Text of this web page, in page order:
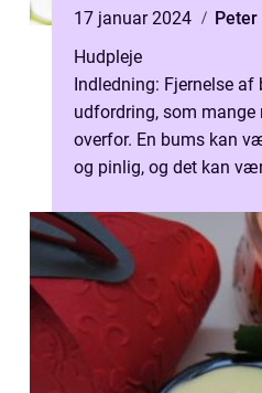
17 januar 2024
Hudpleje
Indledning: Fjernelse af
udfordring, som mange
overfor. En bums kan
og pinlig, og det kan